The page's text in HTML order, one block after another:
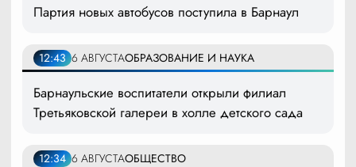
Партия новых автобусов поступила в Барнаул
12:43 6 АВГУСТАОБРАЗОВАНИЕ И НАУКА
Барнаульские воспитатели открыли филиал
Третьяковской галереи в холле детского сада
12:34 6 АВГУСТАОБЩЕСТВО